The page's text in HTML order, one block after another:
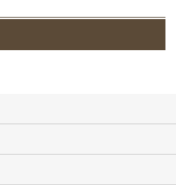
ッド型塗料